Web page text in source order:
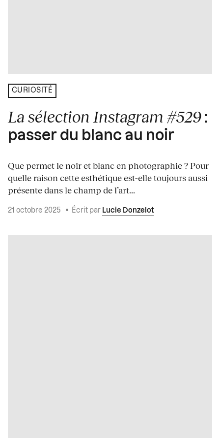
CURIOSITÉ
La sélection Instagram #529 :
passer du blanc au noir
Que permet le noir et blanc en photographie ? Pour
quelle raison cette esthétique est-elle toujours aussi
présente dans le champ de l’art...
21 octobre 2025 • Écrit par Lucie Donzelot